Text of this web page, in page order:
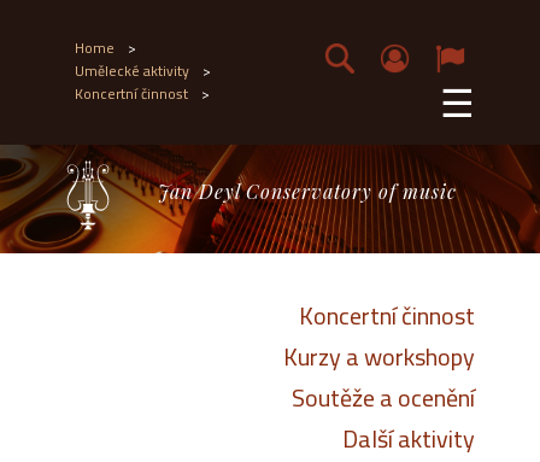
Home >
Umělecké aktivity >
Koncertní činnost > ☰
Jan Deyl Conservatory of music
Koncertní činnost
Kurzy a workshopy
Soutěže a ocenění
Další aktivity